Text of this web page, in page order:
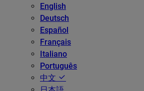
English
Deutsch
Español
Français
Italiano
Português
中文